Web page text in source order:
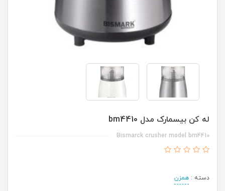
له کن بیسمارک مدل bm4410
Bismarck crusher model bm4410
دسته : همزن